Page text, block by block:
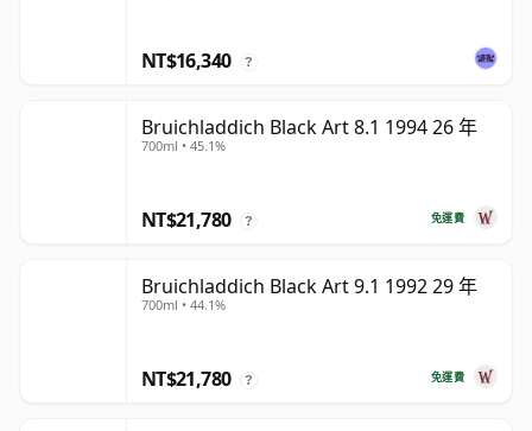
NT$16,340 ?
Bruichladdich Black Art 8.1 1994 26 年
700ml • 45.1%
免運費
NT$21,780 ?
Bruichladdich Black Art 9.1 1992 29 年
700ml • 44.1%
免運費
NT$21,780 ?